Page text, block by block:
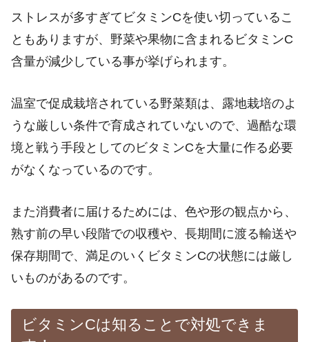
ストレスが多すぎてビタミンCを使い切っているこ
ともありますが、野菜や果物に含まれるビタミンC
含量が減少している事が挙げられます。
温室で促成栽培されている野菜類は、露地栽培のよ
うな厳しい条件で育成されていないので、過酷な環
境と戦う手段としてのビタミンCを大量に作る必要
がなくなっているのです。
また消費者に届けるためには、色や形の観点から、
熟す前の早い段階での収穫や、長期間に渡る輸送や
保存期間で、満足のいくビタミンCの状態には厳し
いものがあるのです。
ビタミンCは知ることで対処できま